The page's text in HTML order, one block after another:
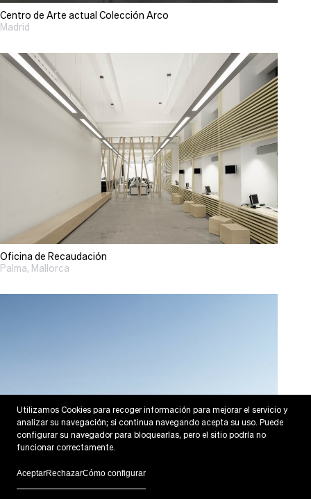
Utilizamos Cookies para recoger información para mejorar el servicio y
analizar su navegación; si continua navegando acepta su uso. Puede
configurar su navegador para bloquearlas, pero el sitio podría no
funcionar correctamente.
AceptarRechazarCómo configurar
Centro de Arte actual Colección Arco
Madrid
Oficina de Recaudación
Palma, Mallorca